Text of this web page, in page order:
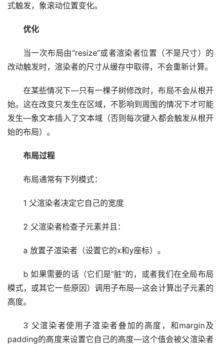
式触发，象滚动位置变化。
优化
当一次布局由“resize”或者渲染者位置（不是尺寸）的
改动触发时，渲染者的尺寸从缓存中取得，不会重新计算。
在某些情况下—只有一棵子树修改时，布局不会从根开
始。这在改变只发生在区域，不影响到周围的情况下才可能
发生—象文本插入了文本域（否则每次键入都会触发从根开
始的布局）。
布局过程
布局通常有下列模式：
1 父渲染者决定它自己的宽度
2 父渲染者检查子元素并且：
a 放置子渲染者（设置它的x和y座标）。
b 如果需要的话（它们是“脏”的，或者我们在全局布局
模式，或其它一些原因）调用子布局—这会计算出子元素的
高度。
3 父渲染者使用子渲染者叠加的高度，和margin及
padding的高度来设置它自己的高度—这个值会被父渲染者